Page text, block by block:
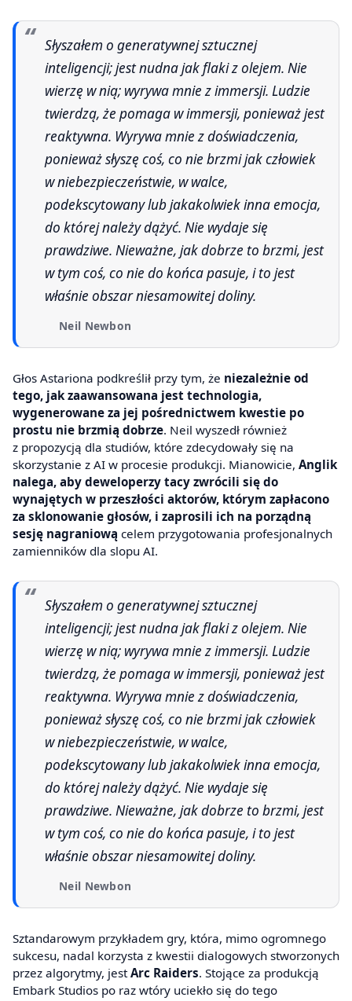
Słyszałem o generatywnej sztucznej
inteligencji; jest nudna jak flaki z olejem. Nie
wierzę w nią; wyrywa mnie z immersji. Ludzie
twierdzą, że pomaga w immersji, ponieważ jest
reaktywna. Wyrywa mnie z doświadczenia,
ponieważ słyszę coś, co nie brzmi jak człowiek
w niebezpieczeństwie, w walce,
podekscytowany lub jakakolwiek inna emocja,
do której należy dążyć. Nie wydaje się
prawdziwe. Nieważne, jak dobrze to brzmi, jest
w tym coś, co nie do końca pasuje, i to jest
właśnie obszar niesamowitej doliny.
Neil Newbon
Głos Astariona podkreślił przy tym, że niezależnie od
tego, jak zaawansowana jest technologia,
wygenerowane za jej pośrednictwem kwestie po
prostu nie brzmią dobrze. Neil wyszedł również
z propozycją dla studiów, które zdecydowały się na
skorzystanie z AI w procesie produkcji. Mianowicie, Anglik
nalega, aby deweloperzy tacy zwrócili się do
wynajętych w przeszłości aktorów, którym zapłacono
za sklonowanie głosów, i zaprosili ich na porządną
sesję nagraniową celem przygotowania profesjonalnych
zamienników dla slopu AI.
Słyszałem o generatywnej sztucznej
inteligencji; jest nudna jak flaki z olejem. Nie
wierzę w nią; wyrywa mnie z immersji. Ludzie
twierdzą, że pomaga w immersji, ponieważ jest
reaktywna. Wyrywa mnie z doświadczenia,
ponieważ słyszę coś, co nie brzmi jak człowiek
w niebezpieczeństwie, w walce,
podekscytowany lub jakakolwiek inna emocja,
do której należy dążyć. Nie wydaje się
prawdziwe. Nieważne, jak dobrze to brzmi, jest
w tym coś, co nie do końca pasuje, i to jest
właśnie obszar niesamowitej doliny.
Neil Newbon
Sztandarowym przykładem gry, która, mimo ogromnego
sukcesu, nadal korzysta z kwestii dialogowych stworzonych
przez algorytmy, jestArc Raiders. Stojące za produkcją
Embark Studios po raz wtóry uciekło się do tego